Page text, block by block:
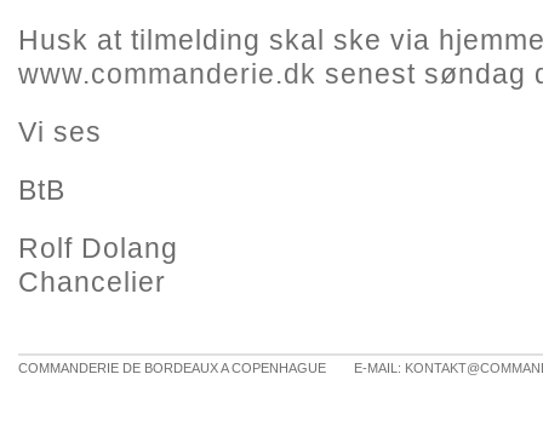
Husk at tilmelding skal ske via
www.commanderie.dk senest søndag
Vi ses
BtB
Rolf Dolang
Chancelier
COMMANDERIE DE BORDEAUX A COPENHAGUE E-MAIL: